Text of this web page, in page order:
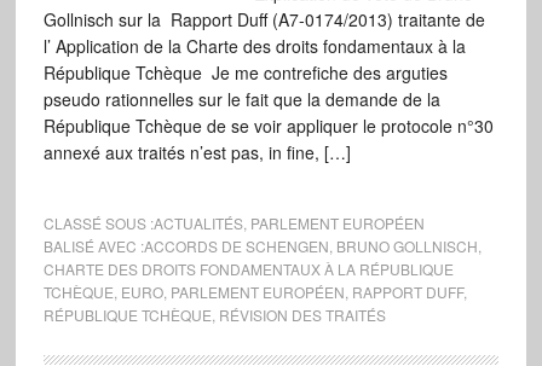
Gollnisch sur la Rapport Duff (A7-0174/2013) traitante de
l’ Application de la Charte des droits fondamentaux à la
République Tchèque Je me contrefiche des arguties
pseudo rationnelles sur le fait que la demande de la
République Tchèque de se voir appliquer le protocole n°30
annexé aux traités n’est pas, in fine, […]
CLASSÉ SOUS :ACTUALITÉS, PARLEMENT EUROPÉEN
BALISÉ AVEC :ACCORDS DE SCHENGEN BRUNO GOLLNISCH
CHARTE DES DROITS FONDAMENTAUX À LA RÉPUBLIQUE
TCHÈQUE EURO, PARLEMENT EUROPÉEN RAPPORT DUFF,
RÉPUBLIQUE TCHÈQUE RÉVISION DES TRAITÉS